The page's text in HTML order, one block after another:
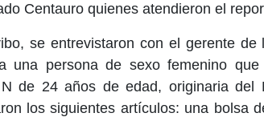
Centauro quienes atendieron el
se entrevistaron con el gerente de
una persona de sexo femenino
de 24 años de edad, originaria del
los siguientes artículos: una bolsa